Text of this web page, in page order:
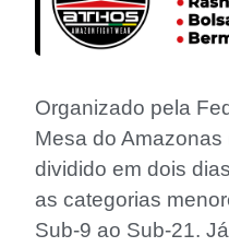
Organizado pela
Mesa do
dividido em dois
as categorias
Sub-9 ao Sub-21.